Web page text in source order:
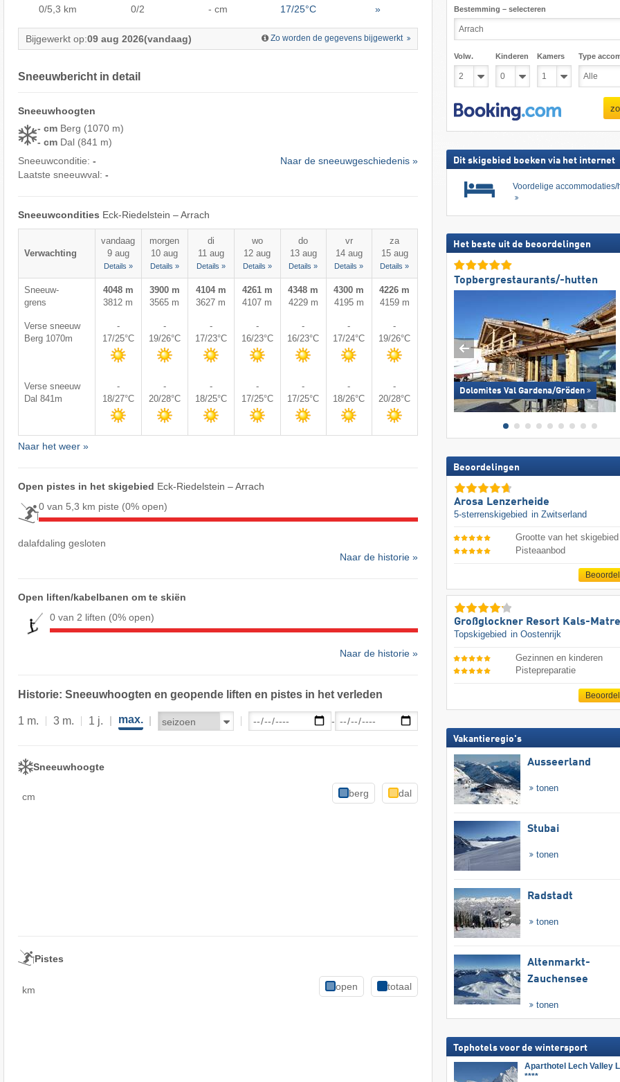
0/5,3 km 0/2 - cm 17/25°C »
Bijgewerkt op:09 aug 2026(vandaag) Zo worden de gegevens bijgewerkt
Sneeuwbericht in detail
Sneeuwhoogten
- cm Berg (1070 m)
- cm Dal (841 m)
Sneeuwconditie: -
Laatste sneeuwval: -
Naar de sneeuwgeschiedenis »
Sneeuwcondities Eck-Riedelstein – Arrach
Verwachting
vandaag
9 aug
Details »
morgen
10 aug
Details »
di
11 aug
Details »
wo
12 aug
Details »
do
13 aug
Details »
vr
14 aug
Details »
za
15 aug
Details »
Sneeuw-
grens
4048 m
3812 m
3900 m
3565 m
4104 m
3627 m
4261 m
4107 m
4348 m
4229 m
4300 m
4195 m
4226 m
4159 m
Verse sneeuw
Berg 1070m
-
17/25°C
-
19/26°C
-
17/23°C
-
16/23°C
-
16/23°C
-
17/24°C
-
19/26°C
Verse sneeuw
Dal 841m
-
18/27°C
-
20/28°C
-
18/25°C
-
17/25°C
-
17/25°C
-
18/26°C
-
20/28°C
Naar het weer »
Open pistes in het skigebied Eck-Riedelstein – Arrach
0 van 5,3 km piste (0% open)
dalafdaling gesloten
Naar de historie »
Open liften/kabelbanen om te skiën
0 van 2 liften (0% open)
Naar de historie »
Historie: Sneeuwhoogten en geopende liften en pistes in het verleden
1 m. 3 m. 1 j. max. -
Sneeuwhoogte
cm berg dal
Pistes
km open totaal
Bestemming – selecteren
Volw. Kinderen Kamers Type
Dit skigebied boeken via het internet
Voordelige accommodaties/
Het beste uit de beoordelingen
Topbergrestaurants/-hutten
Dolomites Val Gardena/​Gröden
Beoordelingen
Arosa Lenzerheide
5-sterrenskigebied in Zwitserland
Grootte van het skigebied
Pisteaanbod
Großglockner Resort Kals-
Topskigebied in Oostenrijk
Gezinnen en kinderen
Pistepreparatie
Vakantieregio's
Ausseerland
tonen
Stubai
tonen
Radstadt
tonen
Altenmarkt-
Zauchensee
tonen
Tophotels voor de wintersport
Aparthotel Lech Valley
****